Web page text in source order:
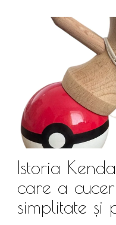
Istoria
care a
simplitate și